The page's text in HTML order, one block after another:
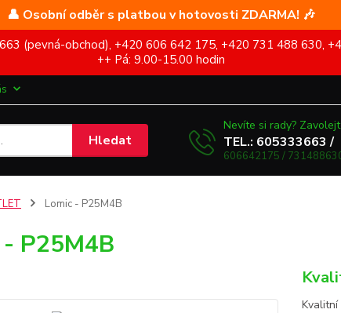
👤 Osobní odběr s platbou v hotovosti ZDARMA! 🎶
(pevná-obchod), +420 606 642 175, +420 731 488 630,
++ Pá: 9.00-15.00 hodin
Hledat
Nevíte si rady?
TEL.: 605333663 /
606642175 /
Lomic - P25M4B
P25M4B